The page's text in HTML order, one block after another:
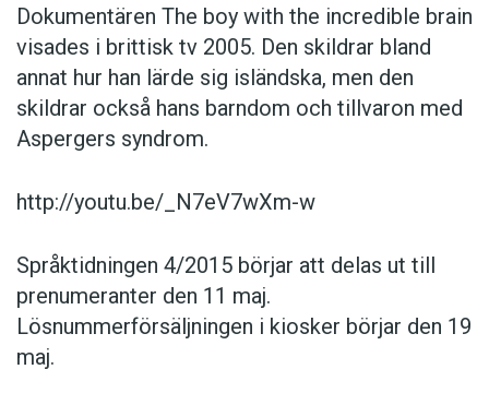
Dokumentären The boy with the incredible brain
visades i brittisk tv 2005. Den skildrar bland
annat hur han lärde sig isländska, men den
skildrar också hans barndom och tillvaron med
Aspergers syndrom.
http://youtu.be/_N7eV7wXm-w
Språktidningen 4/2015 börjar att delas ut till
prenumeranter den 11 maj.
Lösnummerförsäljningen i kiosker börjar den 19
maj.